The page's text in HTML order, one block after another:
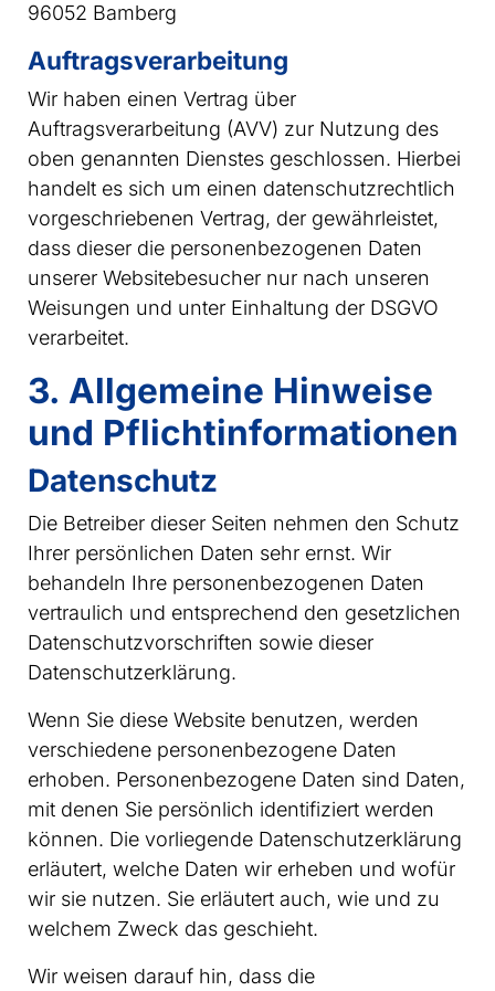
96052 Bamberg
Auftragsverarbeitung
Wir haben einen Vertrag über
Auftragsverarbeitung (AVV) zur Nutzung des
oben genannten Dienstes geschlossen. Hierbei
handelt es sich um einen datenschutzrechtlich
vorgeschriebenen Vertrag, der gewährleistet,
dass dieser die personenbezogenen Daten
unserer Websitebesucher nur nach unseren
Weisungen und unter Einhaltung der DSGVO
verarbeitet.
3. Allgemeine Hinweise
und Pflicht­informationen
Datenschutz
Die Betreiber dieser Seiten nehmen den Schutz
Ihrer persönlichen Daten sehr ernst. Wir
behandeln Ihre personenbezogenen Daten
vertraulich und entsprechend den gesetzlichen
Datenschutzvorschriften sowie dieser
Datenschutzerklärung.
Wenn Sie diese Website benutzen, werden
verschiedene personenbezogene Daten
erhoben. Personenbezogene Daten sind Daten,
mit denen Sie persönlich identifiziert werden
können. Die vorliegende Datenschutzerklärung
erläutert, welche Daten wir erheben und wofür
wir sie nutzen. Sie erläutert auch, wie und zu
welchem Zweck das geschieht.
Wir weisen darauf hin, dass die